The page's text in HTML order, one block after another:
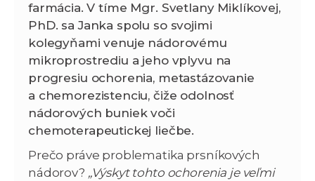
farmácia. V tíme Mgr. Svetlany Miklíkovej,
PhD. sa Janka spolu so svojimi
kolegyňami venuje nádorovému
mikroprostrediu a jeho vplyvu na
progresiu ochorenia, metastázovanie
a chemorezistenciu, čiže odolnosť
nádorových buniek voči
chemoterapeutickej liečbe.
Prečo práve problematika prsníkových
nádorov? „Výskyt tohto ochorenia je veľmi